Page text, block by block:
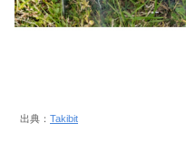
出典： Takibit